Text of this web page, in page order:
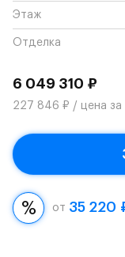
Этаж
Отделка
6 049 310 ₽
227 846 ₽ / цена за
от 35 220